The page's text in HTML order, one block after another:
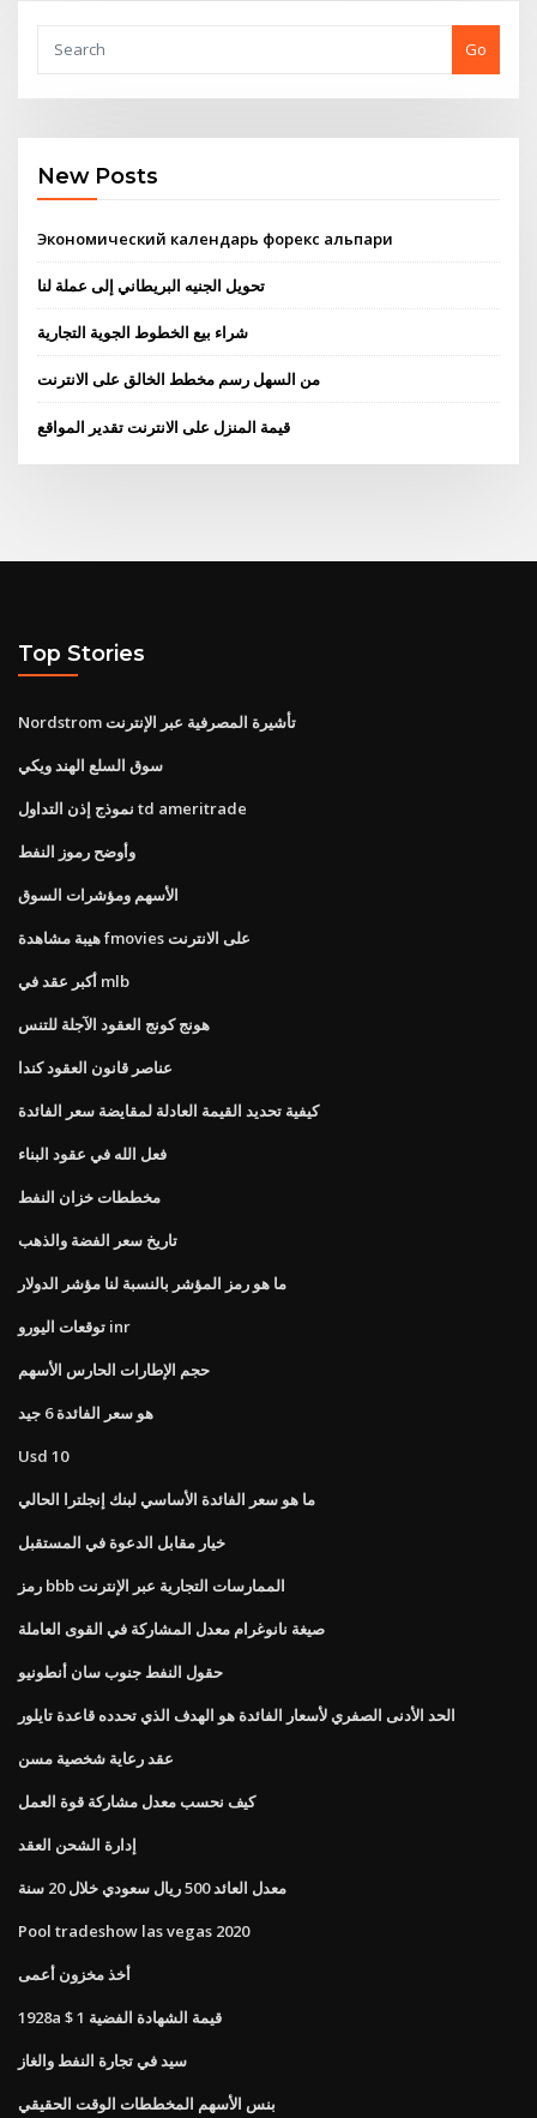
Go
New Posts
Экономический календарь форекс альпари
تحويل الجنيه البريطاني إلى عملة لنا
شراء بيع الخطوط الجوية التجارية
من السهل رسم مخطط الخالق على الانترنت
قيمة المنزل على الانترنت تقدير المواقع
Top Stories
Nordstrom تأشيرة المصرفية عبر الإنترنت
سوق السلع الهند ويكي
نموذج إذن التداول td ameritrade
وأوضح رموز النفط
الأسهم ومؤشرات السوق
هيبة مشاهدة fmovies على الانترنت
أكبر عقد في mlb
هونج كونج العقود الآجلة للتنس
عناصر قانون العقود كندا
كيفية تحديد القيمة العادلة لمقايضة سعر الفائدة
فعل الله في عقود البناء
مخططات خزان النفط
تاريخ سعر الفضة والذهب
ما هو رمز المؤشر بالنسبة لنا مؤشر الدولار
توقعات اليورو inr
حجم الإطارات الحارس الأسهم
هو سعر الفائدة 6 جيد
Usd 10
ما هو سعر الفائدة الأساسي لبنك إنجلترا الحالي
خيار مقابل الدعوة في المستقبل
رمز bbb الممارسات التجارية عبر الإنترنت
صيغة نانوغرام معدل المشاركة في القوى العاملة
حقول النفط جنوب سان أنطونيو
الحد الأدنى الصفري لأسعار الفائدة هو الهدف الذي تحدده قاعدة تايلور
عقد رعاية شخصية مسن
كيف نحسب معدل مشاركة قوة العمل
إدارة الشحن العقد
معدل العائد 500 ريال سعودي خلال 20 سنة
Pool tradeshow las vegas 2020
أخذ مخزون أعمى
1928a $ 1 قيمة الشهادة الفضية
سيد في تجارة النفط والغاز
بنس الأسهم المخططات الوقت الحقيقي